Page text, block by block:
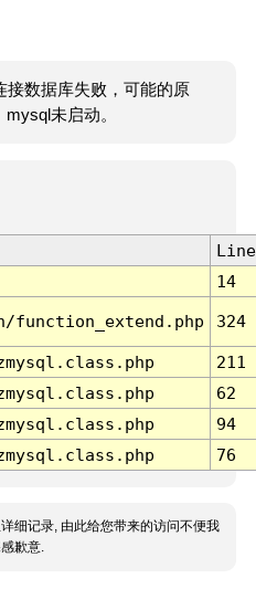
接数据库失败，可能的原
未启动。
Line
14
function_extend.php 324
211
62
94
76
细记录, 由此给您带来的访问不便我
歉意.